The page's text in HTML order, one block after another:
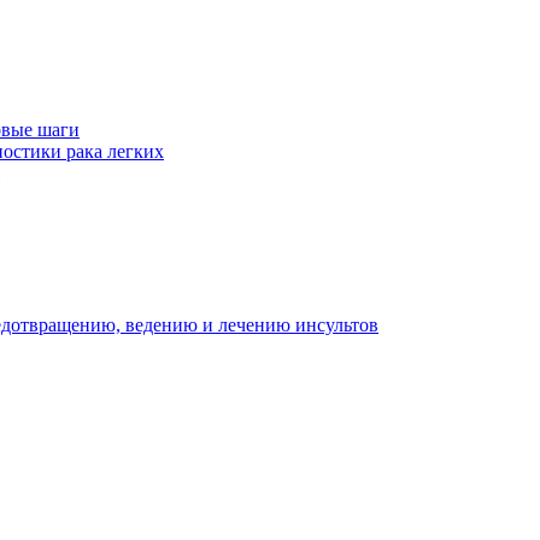
шаги
рака легких
ведению и лечению инсультов